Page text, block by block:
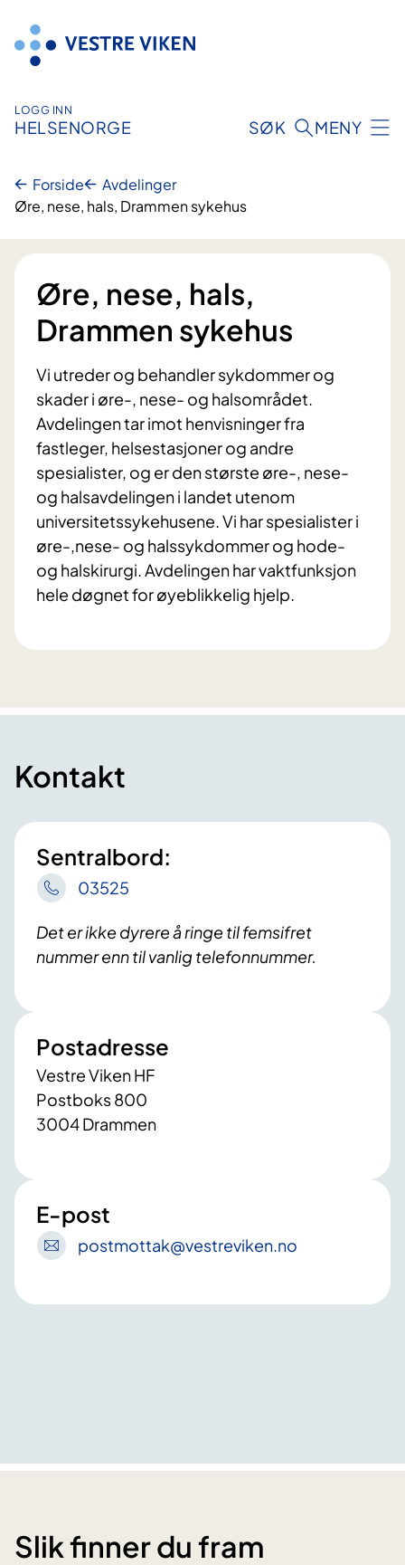
innhold
LOGG INN
HELSENORGE SØK MENY
Forside
Avdelinger
Øre, nese, hals, Drammen sykehus
Øre, nese, hals,
Drammen sykehus
Vi utreder og behandler sykdommer og
skader i øre-, nese- og halsområdet.
Avdelingen tar imot henvisninger fra
fastleger, helsestasjoner og andre
spesialister, og er den største øre-, nese-
og halsavdelingen i landet utenom
universitetssykehusene. Vi har spesialister i
øre-,nese- og halssykdommer og hode-
og halskirurgi. Avdelingen har vaktfunksjon
hele døgnet for øyeblikkelig hjelp.
Kontakt
Sentralbord:
03525
Det er ikke dyrere å ringe til femsifret
nummer enn til vanlig telefonnummer.
Postadresse
Vestre Viken HF
Postboks 800
3004 Drammen
E-post
postmottak@vestreviken.no
Slik finner du fram